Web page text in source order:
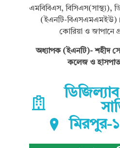
এমবিবিএস,
(ইএনটি-বিএসএমএমইউ)।
কোরিয়া ও জাপানে
অধ্যাপক (ইএনটি)- শহীদ
কলেজ ও
মিরপুর-